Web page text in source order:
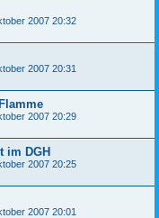
2007 20:32
2007 20:31
2007 20:29
im DGH
2007 20:25
2007 20:01